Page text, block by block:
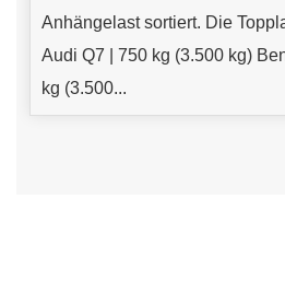
Anhängelast sortiert. Die
Audi Q7 | 750 kg (3.500 kg)
kg (3.500...